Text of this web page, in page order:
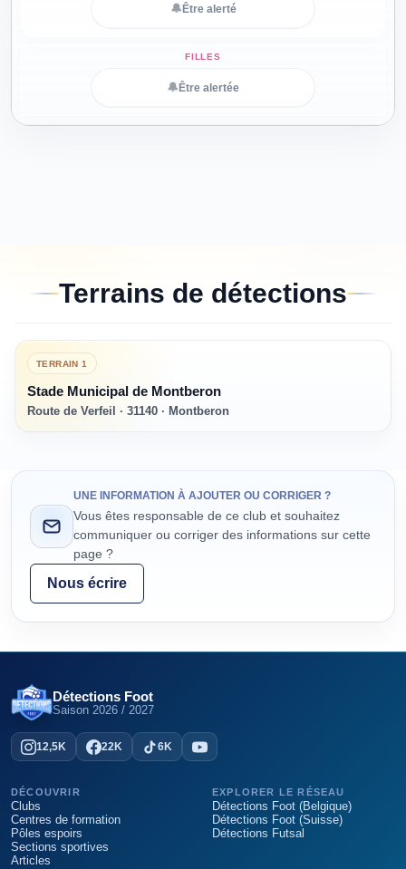
Terrains de détections
TERRAIN1
Stade Municipal de Montberon
Route de Verfeil · 31140 · Montberon
🔔 Être alerté
🔔 Être alertée
UNE INFORMATION À AJOUTER OU CORRIGER ?
Vous êtes responsable de ce club et souhaitez
communiquer ou corriger des informations sur cette
page ?
Nous écrire
Détections Foot
Saison 2026 / 2027
12,5K 22K 6K
DÉCOUVRIR
Clubs
Centres de formation
Pôles espoirs
Sections sportives
Articles
EXPLORER LE RÉSEAU
Détections Foot (Belgique)
Détections Foot (Suisse)
Détections Futsal